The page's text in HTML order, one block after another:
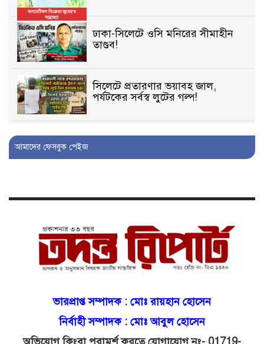
ঢাকা-সিলেটে ওসি মনিরের সীমাহীন
তাণ্ডব!
সিলেটে প্রতারণার ভয়াবহ জাল,
পর্যটকের সর্বস্ব লুটের গল্প!
বিআইডিসি’তে ১৫ বছরের দখলদারিত্ব
ভ্রূণহত্যার অপচেষ্টা, গোয়াইনঘাট জুড়ে
মোগলাবাজার থানা কার কবলে?
গোয়াইনঘাটে বিজিবির নাম ভাঙিয়ে
দুলালের রাজত্ব!
আমাদের ফেসবুক পেইজ
ভারপ্রাপ্ত সম্পাদক : মোঃ রায়হান হোসেন
নির্বাহী সম্পাদক : মোঃ আবুল হোসেন
অভিযোগ কিংবা পরামর্শ করতে যোগাযোগ নং- 01719-